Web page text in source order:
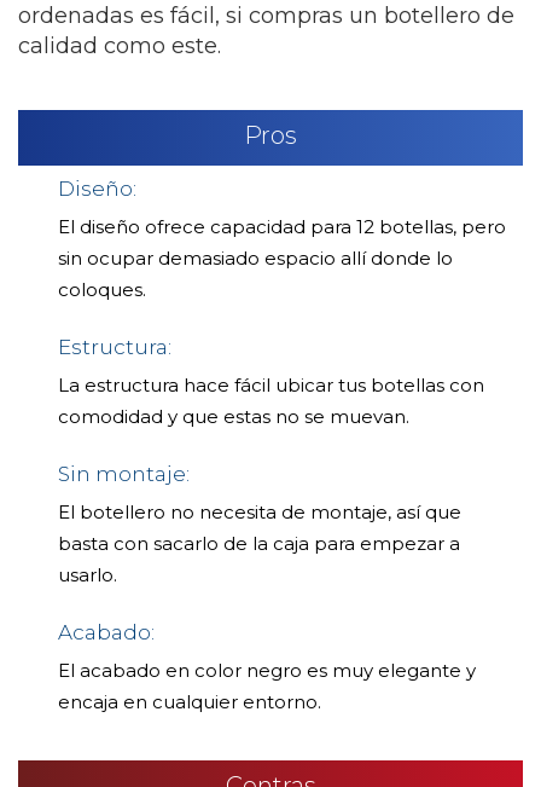
ordenadas es fácil, si compras un botellero de
calidad como este.
Pros
Diseño:
El diseño ofrece capacidad para 12 botellas, pero
sin ocupar demasiado espacio allí donde lo
coloques.
Estructura:
La estructura hace fácil ubicar tus botellas con
comodidad y que estas no se muevan.
Sin montaje:
El botellero no necesita de montaje, así que
basta con sacarlo de la caja para empezar a
usarlo.
Acabado:
El acabado en color negro es muy elegante y
encaja en cualquier entorno.